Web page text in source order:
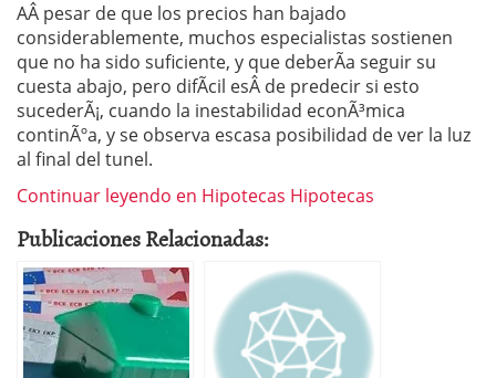
AÂ pesar de que los precios han bajado
considerablemente, muchos especialistas sostienen
que no ha sido suficiente, y que deberÃ­a seguir su
cuesta abajo, pero difÃ­cil esÂ de predecir si esto
sucederÃ¡, cuando la inestabilidad econÃ³mica
continÃºa, y se observa escasa posibilidad de ver la luz
al final del tunel.
Continuar leyendo en Hipotecas Hipotecas
Publicaciones Relacionadas: